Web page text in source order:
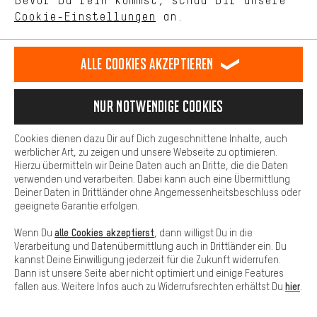
VERTRAG WIDERRUFEN Aachener Community Affiliateprogramm
Datenschutz Allgemeine Geschäftsbedingungen
Hinweisgebersystem Hinweise zur Batterieentsorgung
Cookie-Einstellungen Kontrast ändern
Alle Preise verstehen sich in Euro und exkl. MwSt zuzüglich
Versandkostenfür Lieferung nachUSA.
Cookie-Einstellungen an.
unseres Shop-Angebots.
Dein Shopping-Erlebnis wird komfortabler. Mit Komfort-Cookies
stellen wir Verknüpfungen zu Social Media Plattformen her. So
können wir dir weitere nützliche Inhalte und Informationen zur
Verfügung stellen. Zudem hast du die Möglichkeit zusätzliche
Services zu nutzen, die es dir erleichtern die richtigen Produkte zu
finden. Beispielsweise bieten wir eine Chat-Funktion an, damit
Fragen schnell und unkompliziert beantwortet werden können.
Basis
Basis-Cookies gewährleisten, dass Du unsere Webseite
grundsätzlich nutzen kannst.
Alle Cookies akzeptieren
Nur Notwendige Cookies
Cookies dienen dazu Dir auf Dich zugeschnittene Inhalte, auch
werblicher Art, zu zeigen und unsere Webseite zu optimieren.
Hierzu übermitteln wir Deine Daten auch an Dritte, die die Daten
verwenden und verarbeiten. Dabei kann auch eine Übermittlung
Deiner Daten in Drittländer ohne Angemessenheitsbeschluss oder
geeignete Garantie erfolgen.
Wenn Du alle Cookies akzeptierst , dann willigst Du in die
Verarbeitung und Datenübermittlung auch in Drittländer ein. Du
kannst Deine Einwilligung jederzeit für die Zukunft widerrufen.
Dann ist unsere Seite aber nicht optimiert und einige Features
fallen aus. Weitere Infos auch zu Widerrufsrechten erhältst Du hier